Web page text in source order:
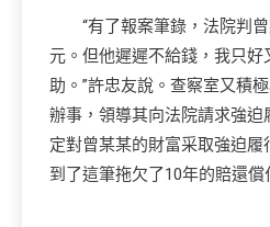
“有了報案筆錄，法院判曾
元。但他遲遲不給錢，我只好
助。”許忠友說。查察室又積
辦事，領導其向法院請求強
定對曾某某的財富采取強迫
到了這筆拖欠了10年的賠還償